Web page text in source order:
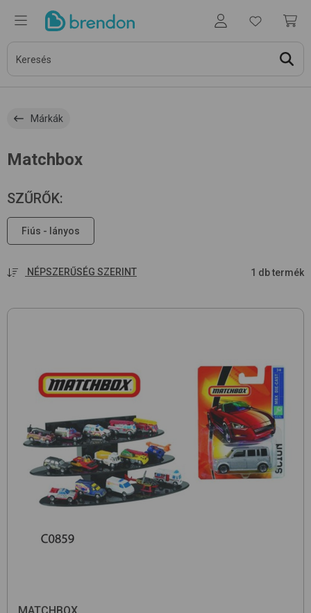
Márkák
Matchbox
SZŰRŐK:
Fiús - lányos
NÉPSZERŰSÉG SZERINT 1 db termék